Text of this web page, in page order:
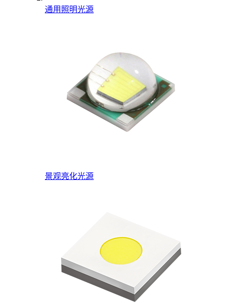
通用照明光源
景观亮化光源